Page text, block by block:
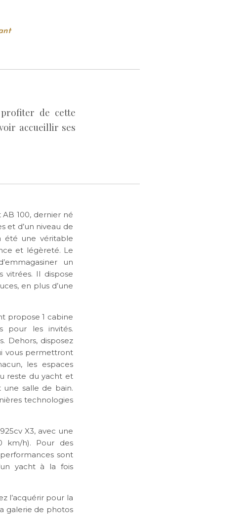
de cette
accueillir ses
100, dernier né
et d’un niveau de
été une véritable
et légèreté. Le
un
vitrées. Il dispose
en plus d’une
propose 1 cabine
pour les invités.
Dehors, disposez
vous permettront
les espaces
reste du yacht et
salle de bain.
technologies
X3, avec une
km/h). Pour des
sont
yacht à la fois
l’acquérir pour la
galerie de photos